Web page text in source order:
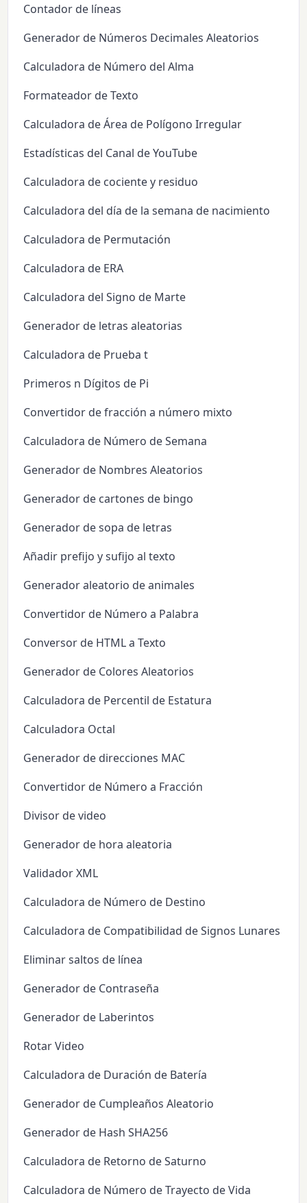
Contador de líneas
Generador de Números Decimales Aleatorios
Calculadora de Número del Alma
Formateador de Texto
Calculadora de Área de Polígono Irregular
Estadísticas del Canal de YouTube
Calculadora de cociente y residuo
Calculadora del día de la semana de nacimiento
Calculadora de Permutación
Calculadora de ERA
Calculadora del Signo de Marte
Generador de letras aleatorias
Calculadora de Prueba t
Primeros n Dígitos de Pi
Convertidor de fracción a número mixto
Calculadora de Número de Semana
Generador de Nombres Aleatorios
Generador de cartones de bingo
Generador de sopa de letras
Añadir prefijo y sufijo al texto
Generador aleatorio de animales
Convertidor de Número a Palabra
Conversor de HTML a Texto
Generador de Colores Aleatorios
Calculadora de Percentil de Estatura
Calculadora Octal
Generador de direcciones MAC
Convertidor de Número a Fracción
Divisor de video
Generador de hora aleatoria
Validador XML
Calculadora de Número de Destino
Calculadora de Compatibilidad de Signos Lunares
Eliminar saltos de línea
Generador de Contraseña
Generador de Laberintos
Rotar Video
Calculadora de Duración de Batería
Generador de Cumpleaños Aleatorio
Generador de Hash SHA256
Calculadora de Retorno de Saturno
Calculadora de Número de Trayecto de Vida